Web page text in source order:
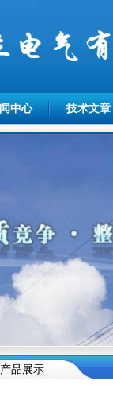
中心 技术文章
产品展示